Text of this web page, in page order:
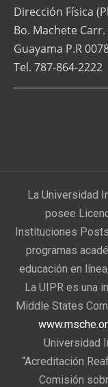
Dirección Física
Bo. Machete
Guayama P.R
Tel. 787-864-2222
La Universidad
posee
Instituciones
programas
educación en
La UIPR es una
Middle States
Universidad
“Acreditación
Comisión